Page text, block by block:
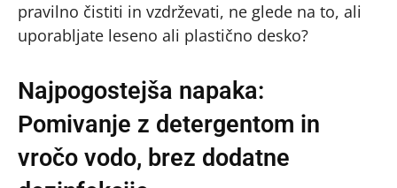
pravilno čistiti in vzdrževati, ne glede na to, ali
uporabljate leseno ali plastično desko?
Najpogostejša napaka:
Pomivanje z detergentom in
vročo vodo, brez dodatne